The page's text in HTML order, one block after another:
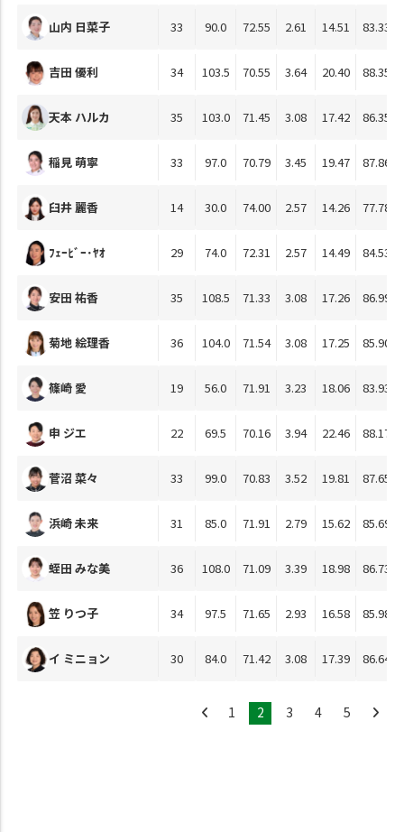
山内 日菜子 33 90.0 72.55 2.61 14.51 83.33
吉田 優利 34 103.5 70.55 3.64 20.40 88.35
天本 ハルカ 35 103.0 71.45 3.08 17.42 86.35
稲見 萌寧 33 97.0 70.79 3.45 19.47 87.86
臼井 麗香 14 30.0 74.00 2.57 14.26 77.78
ﾌｪｰﾋﾞｰ･ﾔｵ 29 74.0 72.31 2.57 14.49 84.53
安田 祐香 35 108.5 71.33 3.08 17.26 86.99
菊地 絵理香 36 104.0 71.54 3.08 17.25 85.90
篠崎 愛 19 56.0 71.91 3.23 18.06 83.93
申 ジエ 22 69.5 70.16 3.94 22.46 88.17
菅沼 菜々 33 99.0 70.83 3.52 19.81 87.65
浜崎 未来 31 85.0 71.91 2.79 15.62 85.69
蛭田 みな美 36 108.0 71.09 3.39 18.98 86.73
笠 りつ子 34 97.5 71.65 2.93 16.58 85.98
イ ミニョン 30 84.0 71.42 3.08 17.39 86.64
1 2 3 4 5